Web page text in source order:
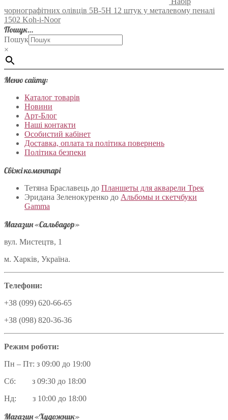
чорнографітних олівців 5B-5H 12 штук у металевому пеналі
1502 Koh-i-Noor
Пошук…
Пошук
×
Меню сайту:
Каталог товарів
Новини
Арт-Блог
Наші контакти
Особистий кабінет
Доставка, оплата та політика повернень
Політика безпеки
Свіжі коментарі
Тетяна Браславець до Планшеты для акварели Трек
Эридана Зеленокуренко до Альбомы и скетчбуки
Gamma
Магазин «Сальвадор»
вул. Мистецтв, 1
м. Харків, Україна.
Телефони:
+38 (099) 620-66-65
+38 (098) 820-36-36
Режим роботи:
Пн – Пт: з 09:00 до 19:00
Сб: з 09:30 до 18:00
Нд: з 10:00 до 18:00
Магазин «Художник»